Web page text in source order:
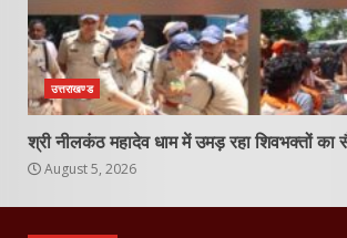
उत्तराखण्ड
श्री नीलकंठ महादेव धाम में उमड़ रहा शिवभक्तों का
August 5, 2026